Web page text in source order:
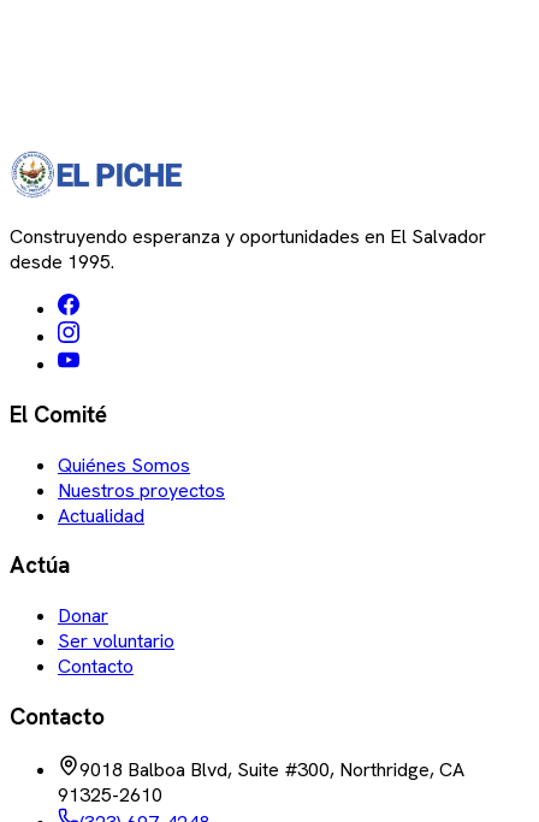
Construyendo esperanza y oportunidades en El Salvador
desde 1995.
El Comité
Quiénes Somos
Nuestros proyectos
Actualidad
Actúa
Donar
Ser voluntario
Contacto
Contacto
9018 Balboa Blvd, Suite #300, Northridge, CA
91325-2610